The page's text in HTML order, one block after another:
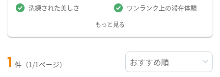
洗練された美しさ ワンランク上の滞在体験
もっと見る
1 件（1/1ページ）